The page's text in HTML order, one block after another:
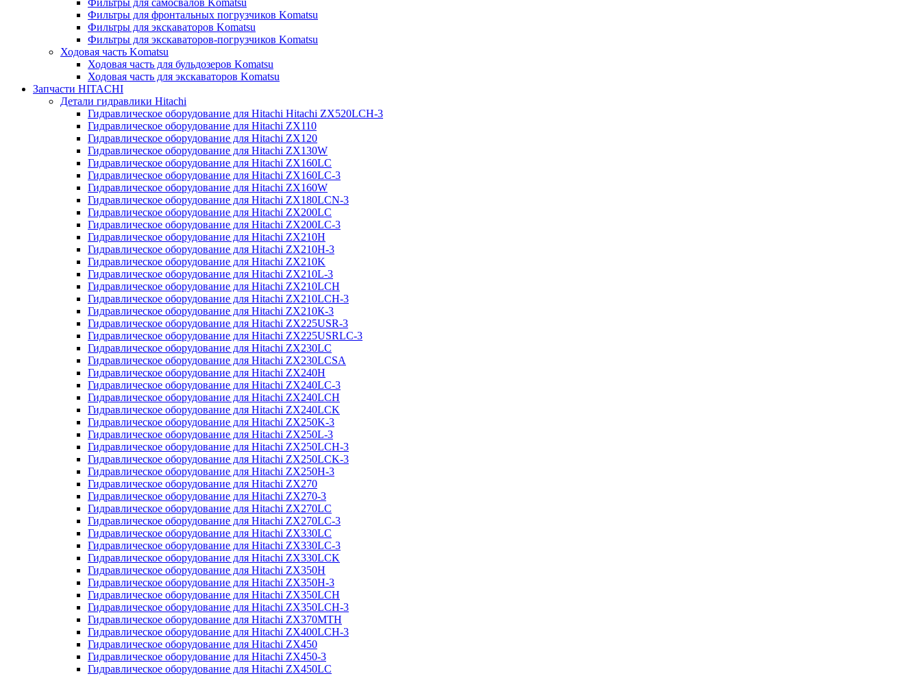
Фильтры для самосвалов Komatsu
Фильтры для фронтальных погрузчиков Komatsu
Фильтры для экскаваторов Komatsu
Фильтры для экскаваторов-погрузчиков Komatsu
Ходовая часть Komatsu
Ходовая часть для бульдозеров Komatsu
Ходовая часть для экскаваторов Komatsu
Запчасти HITACHI
Детали гидравлики Hitachi
Гидравлическое оборудование для Hitachi Hitachi ZX520LCH-3
Гидравлическое оборудование для Hitachi ZX110
Гидравлическое оборудование для Hitachi ZX120
Гидравлическое оборудование для Hitachi ZX130W
Гидравлическое оборудование для Hitachi ZX160LC
Гидравлическое оборудование для Hitachi ZX160LC-3
Гидравлическое оборудование для Hitachi ZX160W
Гидравлическое оборудование для Hitachi ZX180LCN-3
Гидравлическое оборудование для Hitachi ZX200LC
Гидравлическое оборудование для Hitachi ZX200LC-3
Гидравлическое оборудование для Hitachi ZX210H
Гидравлическое оборудование для Hitachi ZX210H-3
Гидравлическое оборудование для Hitachi ZX210K
Гидравлическое оборудование для Hitachi ZX210L-3
Гидравлическое оборудование для Hitachi ZX210LCH
Гидравлическое оборудование для Hitachi ZX210LCH-3
Гидравлическое оборудование для Hitachi ZX210К-3
Гидравлическое оборудование для Hitachi ZX225USR-3
Гидравлическое оборудование для Hitachi ZX225USRLC-3
Гидравлическое оборудование для Hitachi ZX230LC
Гидравлическое оборудование для Hitachi ZX230LCSA
Гидравлическое оборудование для Hitachi ZX240H
Гидравлическое оборудование для Hitachi ZX240LC-3
Гидравлическое оборудование для Hitachi ZX240LCH
Гидравлическое оборудование для Hitachi ZX240LCK
Гидравлическое оборудование для Hitachi ZX250K-3
Гидравлическое оборудование для Hitachi ZX250L-3
Гидравлическое оборудование для Hitachi ZX250LCH-3
Гидравлическое оборудование для Hitachi ZX250LCK-3
Гидравлическое оборудование для Hitachi ZX250Н-3
Гидравлическое оборудование для Hitachi ZX270
Гидравлическое оборудование для Hitachi ZX270-3
Гидравлическое оборудование для Hitachi ZX270LC
Гидравлическое оборудование для Hitachi ZX270LC-3
Гидравлическое оборудование для Hitachi ZX330LC
Гидравлическое оборудование для Hitachi ZX330LC-3
Гидравлическое оборудование для Hitachi ZX330LCK
Гидравлическое оборудование для Hitachi ZX350H
Гидравлическое оборудование для Hitachi ZX350H-3
Гидравлическое оборудование для Hitachi ZX350LCH
Гидравлическое оборудование для Hitachi ZX350LCH-3
Гидравлическое оборудование для Hitachi ZX370MTH
Гидравлическое оборудование для Hitachi ZX400LCH-3
Гидравлическое оборудование для Hitachi ZX450
Гидравлическое оборудование для Hitachi ZX450-3
Гидравлическое оборудование для Hitachi ZX450LC